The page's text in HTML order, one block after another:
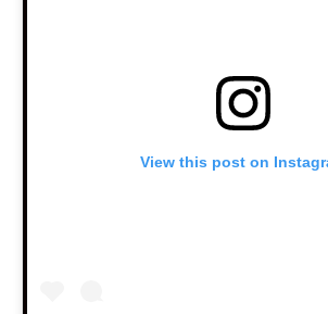
View this post on